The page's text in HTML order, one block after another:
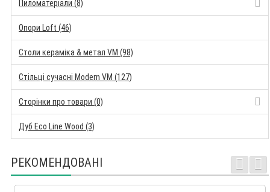
Пиломатеріали (8)
Опори Loft (46)
Столи кераміка & метал VM (98)
Стільці сучасні Modern VM (127)
Сторінки про товари (0)
Дуб Eco Line Wood (3)
РЕКОМЕНДОВАНІ